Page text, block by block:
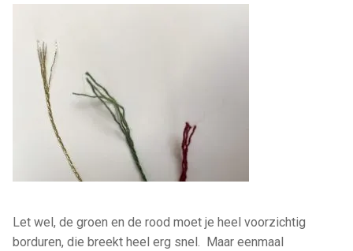
Let wel, de groen en de rood moet je heel voorzichtig
borduren, die breekt heel erg snel. Maar eenmaal